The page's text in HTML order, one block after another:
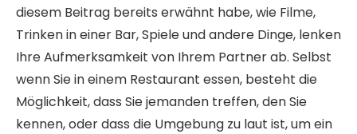
diesem Beitrag bereits erwähnt habe, wie Filme,
Trinken in einer Bar, Spiele und andere Dinge, lenken
Ihre Aufmerksamkeit von Ihrem Partner ab. Selbst
wenn Sie in einem Restaurant essen, besteht die
Möglichkeit, dass Sie jemanden treffen, den Sie
kennen, oder dass die Umgebung zu laut ist, um ein